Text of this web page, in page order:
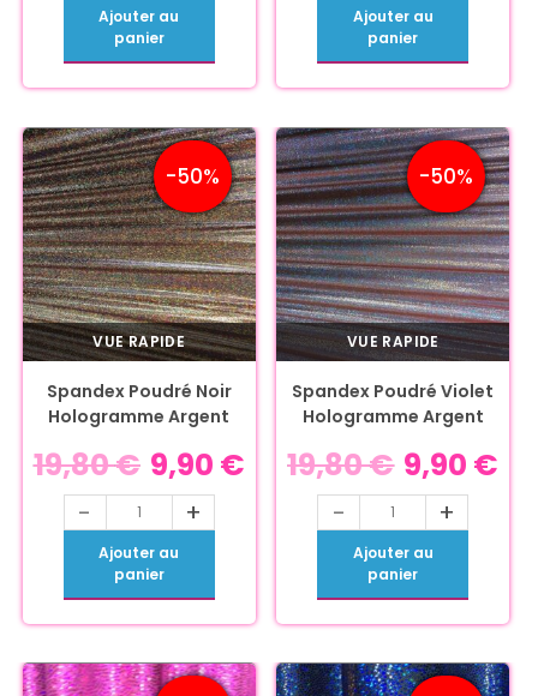
Ajouter au
panier
Ajouter au
panier
-50%
VUE RAPIDE
Spandex Poudré Noir
Hologramme Argent
19,80€ 9,90 €
- +
Ajouter au
panier
-50%
VUE RAPIDE
Spandex Poudré Violet
Hologramme Argent
19,80€ 9,90 €
- +
Ajouter au
panier